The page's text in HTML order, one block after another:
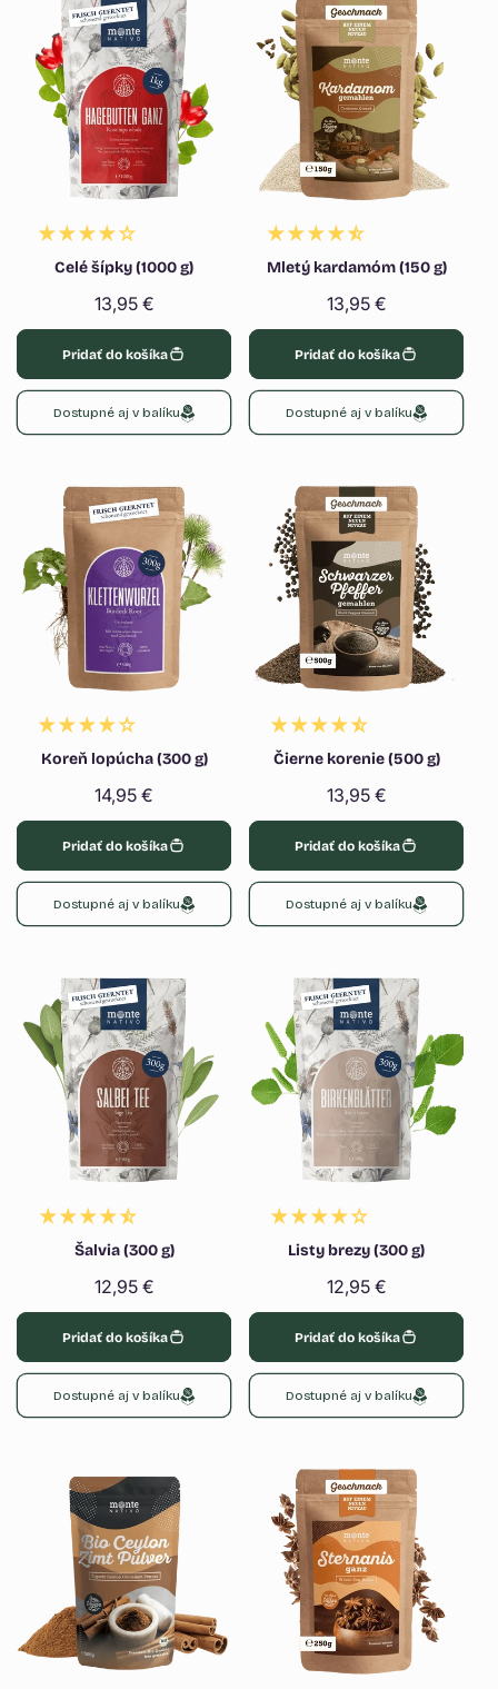
Celé šípky (1000 g)
Normálna
cena
13,95 €
Pridať do košíka
Dostupné aj v balíku
Mletý kardamóm (150 g)
Normálna
cena
13,95 €
Pridať do košíka
Dostupné aj v balíku
Koreň lopúcha (300 g)
Normálna
cena
14,95 €
Pridať do košíka
Dostupné aj v balíku
Čierne korenie (500 g)
Normálna
cena
13,95 €
Pridať do košíka
Dostupné aj v balíku
Šalvia (300 g)
Normálna
cena
12,95 €
Pridať do košíka
Dostupné aj v balíku
Listy brezy (300 g)
Normálna
cena
12,95 €
Pridať do košíka
Dostupné aj v balíku